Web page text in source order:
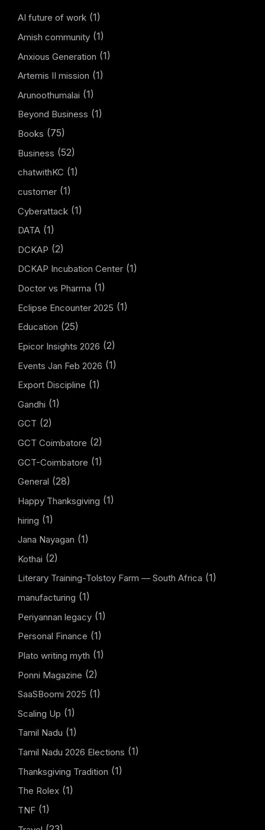
AI future of work (1)
Amish community (1)
Anxious Generation (1)
Artemis II mission (1)
Arunoothumalai (1)
Beyond Business (1)
Books (75)
Business (52)
chatwithKC (1)
customer (1)
Cyberattack (1)
DATA (1)
DCKAP (2)
DCKAP Incubation Center (1)
Doctor vs Pharma (1)
Eclipse Encounter 2025 (1)
Education (25)
Epicor Insights 2026 (2)
Events Jan Feb 2026 (1)
Export Discipline (1)
Gandhi (1)
GCT (2)
GCT Coimbatore (2)
GCT-Coimbatore (1)
General (28)
Happy Thanksgiving (1)
hiring (1)
Jana Nayagan (1)
Kothai (2)
Literary Training-Tolstoy Farm — South Africa (1)
manufacturing (1)
Periyannan legacy (1)
Personal Finance (1)
Plato writing myth (1)
Ponni Magazine (2)
SaaSBoomi 2025 (1)
Scaling Up (1)
Tamil Nadu (1)
Tamil Nadu 2026 Elections (1)
Thanksgiving Tradition (1)
The Rolex (1)
TNF (1)